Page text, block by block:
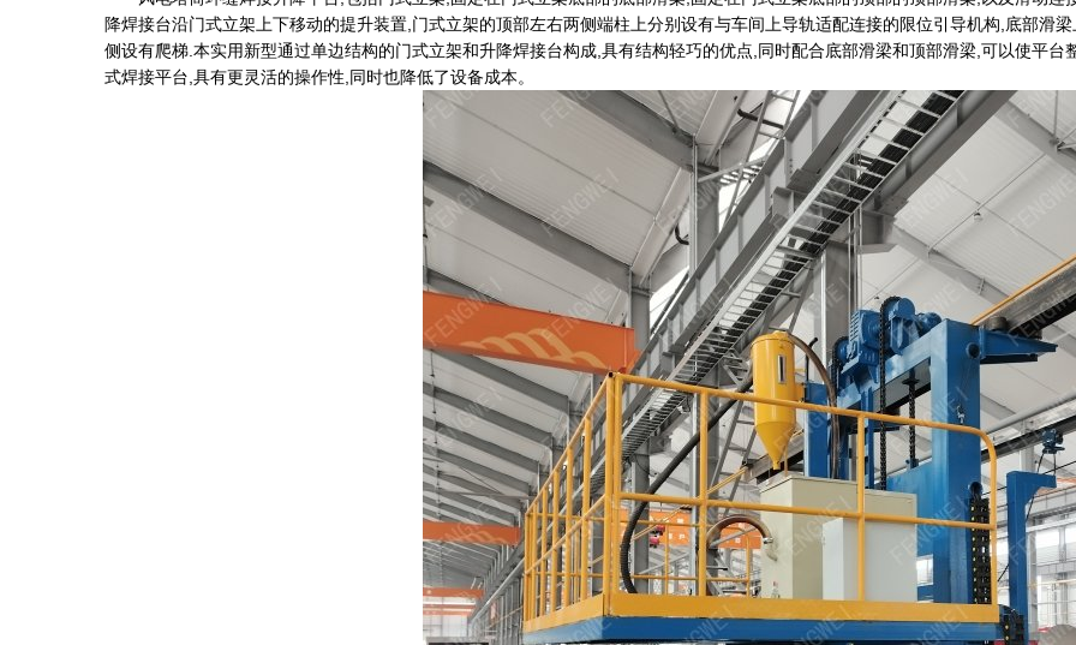
降焊接台沿门式立架上下移动的提升装置,门式立架的顶部左右两侧端柱上分别设有与车间上导轨适配连接的限位引导机构,底部滑
侧设有爬梯.本实用新型通过单边结构的门式立架和升降焊接台构成,具有结构轻巧的优点,同时配合底部滑梁和顶部滑梁,可以使平
式焊接平台,具有更灵活的操作性,同时也降低了设备成本。